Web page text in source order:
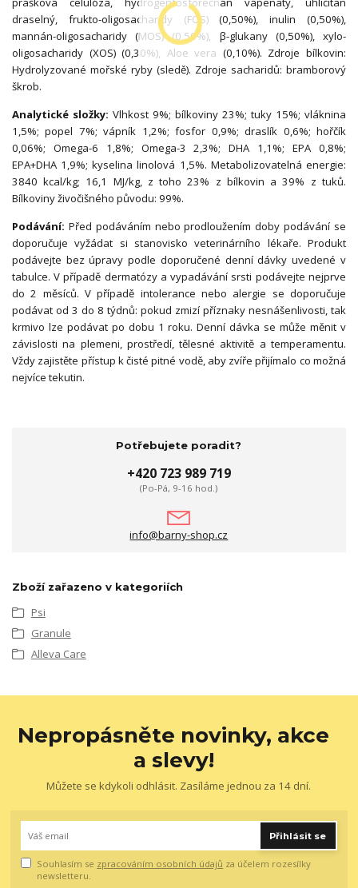
draselný, frukto-oligosacharidy (FOS) (0,50%), inulin (0,50%),
mannán-oligosacharidy (MOS) (0,50%), β-glukany (0,50%), xylo-
oligosacharidy (XOS) (0,30%), Aloe vera (0,10%). Zdroje bílkovin:
Hydrolyzované mořské ryby (sledě). Zdroje sacharidů: bramborový
škrob.
Analytické složky: Vlhkost 9%; bílkoviny 23%; tuky 15%; vláknina
1,5%; popel 7%; vápník 1,2%; fosfor 0,9%; draslík 0,6%; hořčík
0,06%; Omega-6 1,8%; Omega-3 2,3%; DHA 1,1%; EPA 0,8%;
EPA+DHA 1,9%; kyselina linolová 1,5%. Metabolizovatelná energie:
3840 kcal/kg; 16,1 MJ/kg, z toho 23% z bílkovin a 39% z tuků.
Bílkoviny živočišného původu: 99%.
Podávání: Před podáváním nebo prodloužením doby podávání se
doporučuje vyžádat si stanovisko veterinárního lékaře. Produkt
podávejte bez úpravy podle doporučené denní dávky uvedené v
tabulce. V případě dermatózy a vypadávání srsti podávejte nejprve
do 2 měsíců. V případě intolerance nebo alergie se doporučuje
podávat od 3 do 8 týdnů: pokud zmizí příznaky nesnášenlivosti, tak
krmivo lze podávat po dobu 1 roku. Denní dávka se může měnit v
závislosti na plemeni, prostředí, tělesné aktivitě a temperamentu.
Vždy zajistěte přístup k čisté pitné vodě, aby zvíře přijímalo co možná
nejvíce tekutin.
Potřebujete poradit?
+420 723 989 719
(Po-Pá, 9-16 hod.)
info@barny-shop.cz
Zboží zařazeno v kategoriích
Psi
Granule
Alleva Care
Nepropásněte novinky, akce
a slevy!
Můžete se kdykoli odhlásit. Zasíláme jednou za 14 dní.
Přihlásit se
Souhlasím se zpracováním osobních údajů za účelem rozesílky
newsletteru.